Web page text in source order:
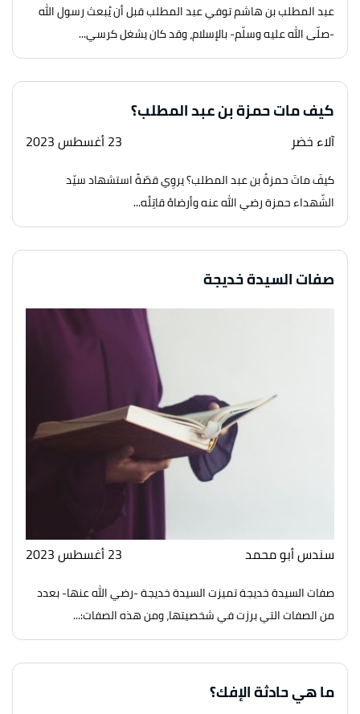
عبد المطلب بن هاشم توفي عبد المطلب قبل أن يُبعث رسول الله
-صلّى الله عليه وسلّم- بالإسلام، وقد كان يشغل كرسي...
كيف مات حمزة بن عبد المطلب؟
آلاء خضر 23 أغسطس 2023
كيفَ ماتَ حمزةُ بن عبد المطلب؟ يروِي قصّةََ استشهاد سيّد
الشّهداء حمزة رضي الله عنه وأرضاهُ قاتِلُه...
صفات السيدة خديجة
سندس أبو محمد 23 أغسطس 2023
صفات السيدة خديجة تميزت السيدة خديجة -رضي الله عنها- بعدد
من الصفات التي برزت في شخصيتها، ومن هذه الصفات:...
ما هي حادثة الإفك؟